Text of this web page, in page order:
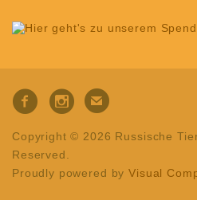
Copyright © 2026 Russische
Reserved.
Proudly powered byVisual